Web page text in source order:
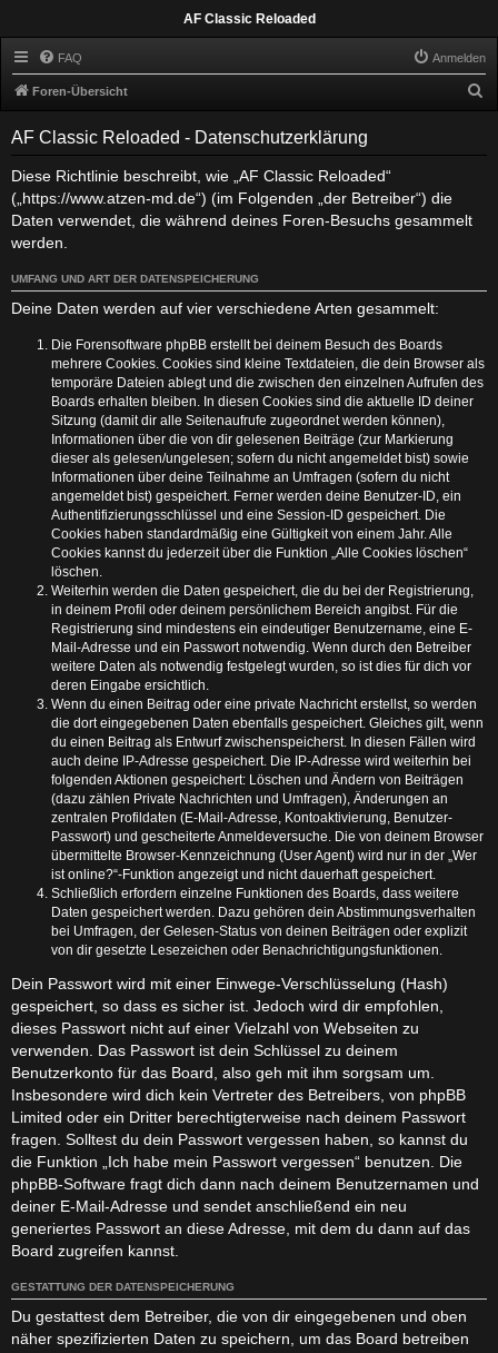
AF Classic Reloaded
FAQ Anmelden
Foren-Übersicht
AF Classic Reloaded - Datenschutzerklärung
Diese Richtlinie beschreibt, wie „AF Classic Reloaded“
(„https://www.atzen-md.de“) (im Folgenden „der Betreiber“) die
Daten verwendet, die während deines Foren-Besuchs gesammelt
werden.
UMFANG UND ART DER DATENSPEICHERUNG
Deine Daten werden auf vier verschiedene Arten gesammelt:
Die Forensoftware phpBB erstellt bei deinem Besuch des Boards
mehrere Cookies. Cookies sind kleine Textdateien, die dein Browser als
temporäre Dateien ablegt und die zwischen den einzelnen Aufrufen des
Boards erhalten bleiben. In diesen Cookies sind die aktuelle ID deiner
Sitzung (damit dir alle Seitenaufrufe zugeordnet werden können),
Informationen über die von dir gelesenen Beiträge (zur Markierung
dieser als gelesen/ungelesen; sofern du nicht angemeldet bist) sowie
Informationen über deine Teilnahme an Umfragen (sofern du nicht
angemeldet bist) gespeichert. Ferner werden deine Benutzer-ID, ein
Authentifizierungsschlüssel und eine Session-ID gespeichert. Die
Cookies haben standardmäßig eine Gültigkeit von einem Jahr. Alle
Cookies kannst du jederzeit über die Funktion „Alle Cookies löschen“
löschen.
Weiterhin werden die Daten gespeichert, die du bei der Registrierung,
in deinem Profil oder deinem persönlichem Bereich angibst. Für die
Registrierung sind mindestens ein eindeutiger Benutzername, eine E-
Mail-Adresse und ein Passwort notwendig. Wenn durch den Betreiber
weitere Daten als notwendig festgelegt wurden, so ist dies für dich vor
deren Eingabe ersichtlich.
Wenn du einen Beitrag oder eine private Nachricht erstellst, so werden
die dort eingegebenen Daten ebenfalls gespeichert. Gleiches gilt, wenn
du einen Beitrag als Entwurf zwischenspeicherst. In diesen Fällen wird
auch deine IP-Adresse gespeichert. Die IP-Adresse wird weiterhin bei
folgenden Aktionen gespeichert: Löschen und Ändern von Beiträgen
(dazu zählen Private Nachrichten und Umfragen), Änderungen an
zentralen Profildaten (E-Mail-Adresse, Kontoaktivierung, Benutzer-
Passwort) und gescheiterte Anmeldeversuche. Die von deinem Browser
übermittelte Browser-Kennzeichnung (User Agent) wird nur in der „Wer
ist online?“-Funktion angezeigt und nicht dauerhaft gespeichert.
Schließlich erfordern einzelne Funktionen des Boards, dass weitere
Daten gespeichert werden. Dazu gehören dein Abstimmungsverhalten
bei Umfragen, der Gelesen-Status von deinen Beiträgen oder explizit
von dir gesetzte Lesezeichen oder Benachrichtigungsfunktionen.
Dein Passwort wird mit einer Einwege-Verschlüsselung (Hash)
gespeichert, so dass es sicher ist. Jedoch wird dir empfohlen,
dieses Passwort nicht auf einer Vielzahl von Webseiten zu
verwenden. Das Passwort ist dein Schlüssel zu deinem
Benutzerkonto für das Board, also geh mit ihm sorgsam um.
Insbesondere wird dich kein Vertreter des Betreibers, von phpBB
Limited oder ein Dritter berechtigterweise nach deinem Passwort
fragen. Solltest du dein Passwort vergessen haben, so kannst du
die Funktion „Ich habe mein Passwort vergessen“ benutzen. Die
phpBB-Software fragt dich dann nach deinem Benutzernamen und
deiner E-Mail-Adresse und sendet anschließend ein neu
generiertes Passwort an diese Adresse, mit dem du dann auf das
Board zugreifen kannst.
GESTATTUNG DER DATENSPEICHERUNG
Du gestattest dem Betreiber, die von dir eingegebenen und oben
näher spezifizierten Daten zu speichern, um das Board betreiben